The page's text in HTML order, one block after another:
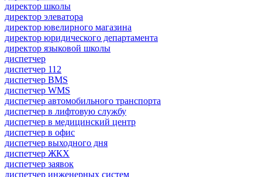
директор школы
директор элеватора
директор ювелирного магазина
директор юридического департамента
директор языковой школы
диспетчер
диспетчер 112
диспетчер BMS
диспетчер WMS
диспетчер автомобильного транспорта
диспетчер в лифтовую службу
диспетчер в медицинский центр
диспетчер в офис
диспетчер выходного дня
диспетчер ЖКХ
диспетчер заявок
диспетчер инженерных систем